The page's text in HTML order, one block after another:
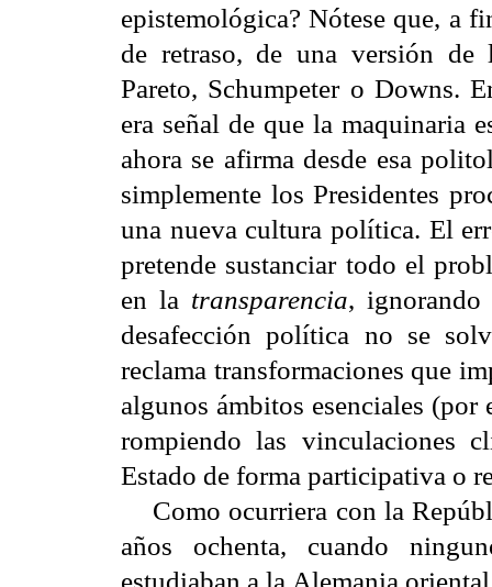
epistemológica? Nótese que, a
de retraso, de una versión de
Pareto, Schumpeter o Downs.
era señal de que la maquinaria
ahora se afirma desde esa
simplemente los Presidentes
una nueva cultura política. El
pretende sustanciar todo el
en la transparencia,
desafección política no se
reclama transformaciones que
algunos ámbitos esenciales
rompiendo las vinculaciones
Estado de forma participativa o
Como ocurriera con la
años ochenta, cuando